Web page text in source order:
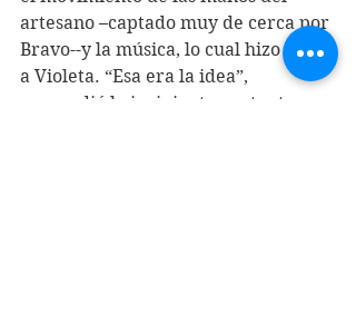
artesano –captado muy de cerca por
Bravo--y la música, lo cual hizo notar
a Violeta. “Esa era la idea”,
respondió la incipiente cantautora